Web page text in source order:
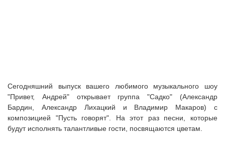
Сегодняшний выпуск вашего любимого музыкального шоу
"Привет, Андрей" открывает группа "Садко" (Александр
Бардин, Александр Лихацкий и Владимир Макаров) с
композицией "Пусть говорят". На этот раз песни, которые
будут исполнять талантливые гости, посвящаются цветам.